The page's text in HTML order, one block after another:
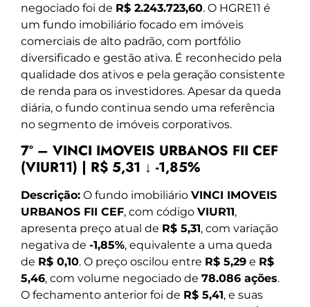
negociado foi de R$ 2.243.723,60. O HGRE11 é
um fundo imobiliário focado em imóveis
comerciais de alto padrão, com portfólio
diversificado e gestão ativa. É reconhecido pela
qualidade dos ativos e pela geração consistente
de renda para os investidores. Apesar da queda
diária, o fundo continua sendo uma referência
no segmento de imóveis corporativos.
7º – VINCI IMOVEIS URBANOS FII CEF
(VIUR11) | R$ 5,31 ↓ -1,85%
Descrição: O fundo imobiliário VINCI IMOVEIS
URBANOS FII CEF, com código VIUR11,
apresenta preço atual de R$ 5,31, com variação
negativa de -1,85%, equivalente a uma queda
de R$ 0,10. O preço oscilou entre R$ 5,29 e R$
5,46, com volume negociado de 78.086 ações.
O fechamento anterior foi de R$ 5,41, e suas